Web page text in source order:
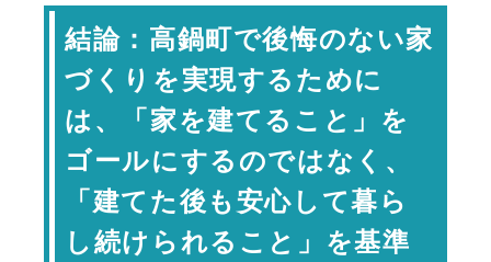
「借りられる金額」と「返せる金額」
は違う
高鍋町で家づくりをする際に必要な費
家づくりに必要な主な費用
将来必要になるお金も考慮することが
大切
結論：高鍋町で後悔のない家
づくりを実現するために
は、「家を建てること」を
ゴールにするのではなく、
「建てた後も安心して暮ら
し続けられること」を基準